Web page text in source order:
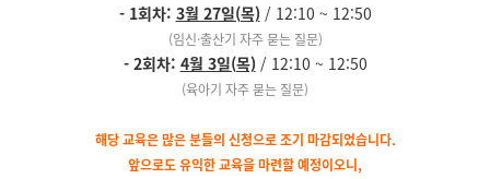
- 1회차: 3월 27일(목) / 12:10 ~ 12:50
(임신·출산기 자주 묻는 질문)
- 2회차: 4월 3일(목) / 12:10 ~ 12:50
(육아기 자주 묻는 질문)
해당 교육은 많은 분들의 신청으로 조기 마감되었습니다.
앞으로도 유익한 교육을 마련할 예정이오니,